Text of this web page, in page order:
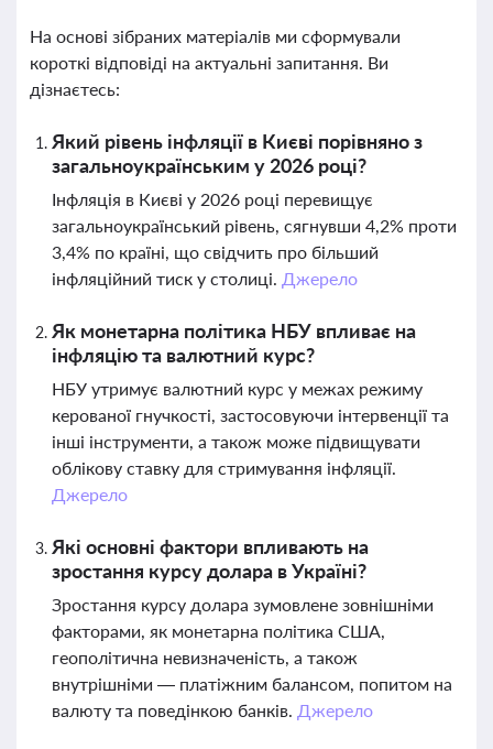
На основі зібраних матеріалів ми сформували
короткі відповіді на актуальні запитання. Ви
дізнаєтесь:
Який рівень інфляції в Києві порівняно з
загальноукраїнським у 2026 році?
Інфляція в Києві у 2026 році перевищує
загальноукраїнський рівень, сягнувши 4,2% проти
3,4% по країні, що свідчить про більший
інфляційний тиск у столиці. Джерело
Як монетарна політика НБУ впливає на
інфляцію та валютний курс?
НБУ утримує валютний курс у межах режиму
керованої гнучкості, застосовуючи інтервенції та
інші інструменти, а також може підвищувати
облікову ставку для стримування інфляції.
Джерело
Які основні фактори впливають на
зростання курсу долара в Україні?
Зростання курсу долара зумовлене зовнішніми
факторами, як монетарна політика США,
геополітична невизначеність, а також
внутрішніми — платіжним балансом, попитом на
валюту та поведінкою банків. Джерело